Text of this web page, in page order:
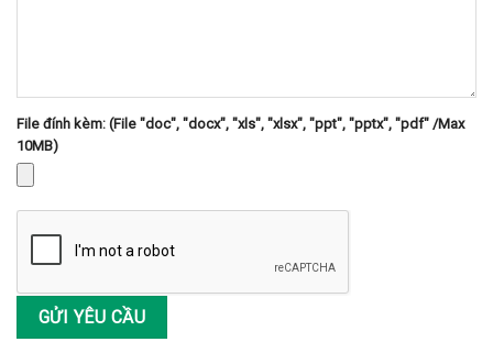
File đính kèm: (File "doc", "docx", "xls", "xlsx", "ppt", "pptx", "pdf" /Max
10MB)